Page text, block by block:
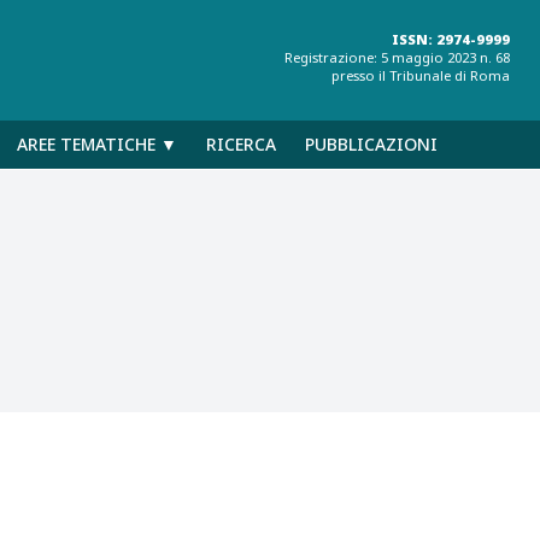
ISSN: 2974-9999
Registrazione: 5 maggio 2023 n. 68
presso il Tribunale di Roma
AREE TEMATICHE ▼ RICERCA PUBBLICAZIONI